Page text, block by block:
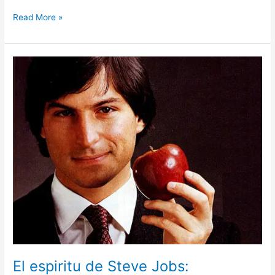
Read More »
El espiritu de Steve Jobs:
Necesitamos
Innovación